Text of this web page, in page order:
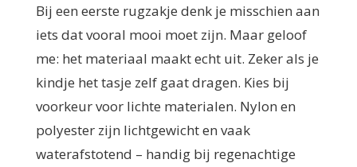
Bij een eerste rugzakje denk je misschien aan
iets dat vooral mooi moet zijn. Maar geloof
me: het materiaal maakt echt uit. Zeker als je
kindje het tasje zelf gaat dragen. Kies bij
voorkeur voor lichte materialen. Nylon en
polyester zijn lichtgewicht en vaak
waterafstotend – handig bij regenachtige